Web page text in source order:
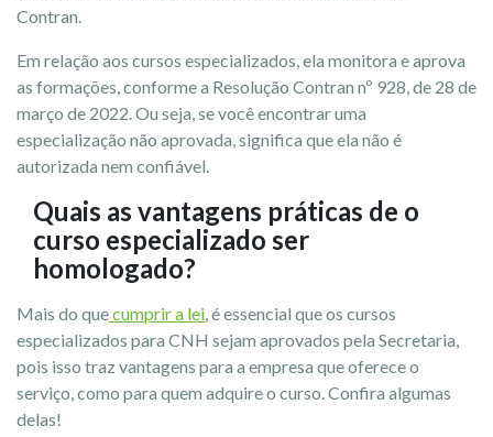
Contran.
Em relação aos cursos especializados, ela monitora e aprova
as formações, conforme a Resolução Contran nº 928, de 28 de
março de 2022. Ou seja, se você encontrar uma
especialização não aprovada, significa que ela não é
autorizada nem confiável.
Quais as vantagens práticas de o
curso especializado ser
homologado?
Mais do quecumprir a lei, é essencial que os cursos
especializados para CNH sejam aprovados pela Secretaria,
pois isso traz vantagens para a empresa que oferece o
serviço, como para quem adquire o curso. Confira algumas
delas!